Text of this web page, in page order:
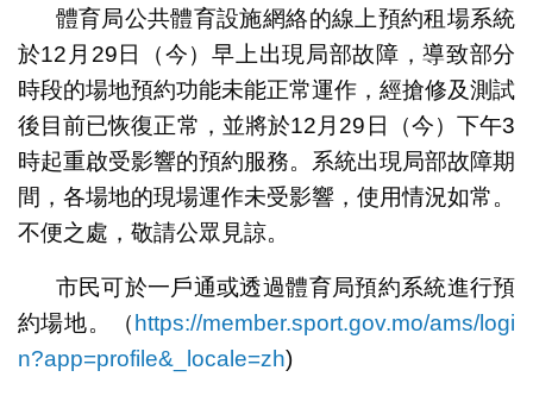
體育局公共體育設施網絡的線上預約租場系統
於12月29日（今）早上出現局部故障，導致部分
時段的場地預約功能未能正常運作，經搶修及測試
後目前已恢復正常，並將於12月29日（今）下午3
時起重啟受影響的預約服務。系統出現局部故障期
間，各場地的現場運作未受影響，使用情況如常。
不便之處，敬請公眾見諒。
市民可於一戶通或透過體育局預約系統進行預
約場地。（https://member.sport.gov.mo/ams/logi
n?app=profile&_locale=zh)